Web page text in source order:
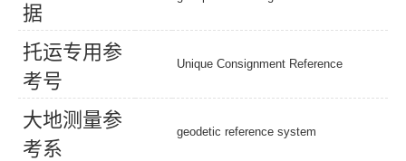
据
托运专用 参
考号
Unique Consignment Reference
大地测 量参
考系
geodetic reference system